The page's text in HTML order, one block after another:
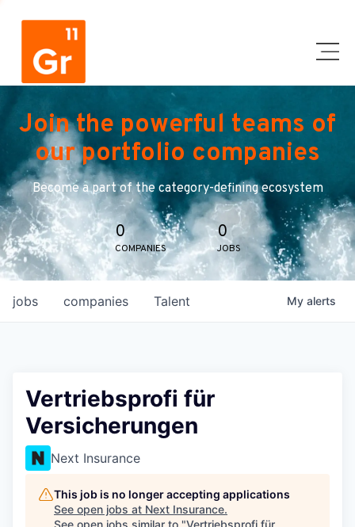
Join the powerful teams of
our portfolio companies
Become a part of the category-defining ecosystem
0
COMPANIES
0
JOBS
jobs companies Talent My alerts
Vertriebsprofi für
Versicherungen
Next Insurance
This job is no longer accepting applications
See open jobs at Next Insurance.
See open jobs similar to "Vertriebsprofi für